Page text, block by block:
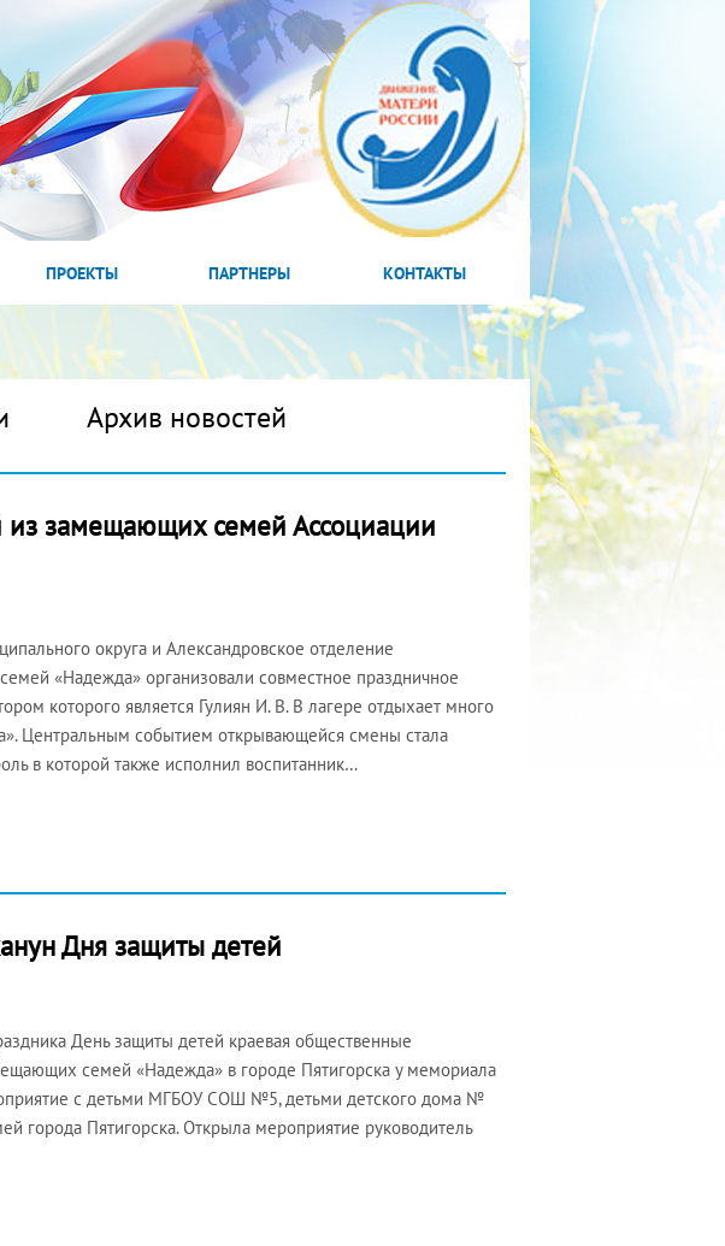
ПРОЕКТЫ ПАРТНЕРЫ КОНТАКТЫ
Архив новостей
из замещающих семей Ассоциации
округа и Александровское отделение
«Надежда» организовали совместное праздничное
которого является Гулиян И. В. В лагере отдыхает много
Центральным событием открывающейся смены стала
в которой также исполнил воспитанник…
Дня защиты детей
День защиты детей краевая общественные
семей «Надежда» в городе Пятигорска у мемориала
с детьми МГБОУ СОШ №5, детьми детского дома №
Пятигорска. Открыла мероприятие руководитель